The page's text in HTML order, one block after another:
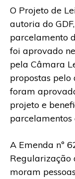
O Projeto de
autoria do
parcelamento
foi aprovado
pela Câmara
propostas
foram
projeto e
A Emenda nº
Regularização
moram